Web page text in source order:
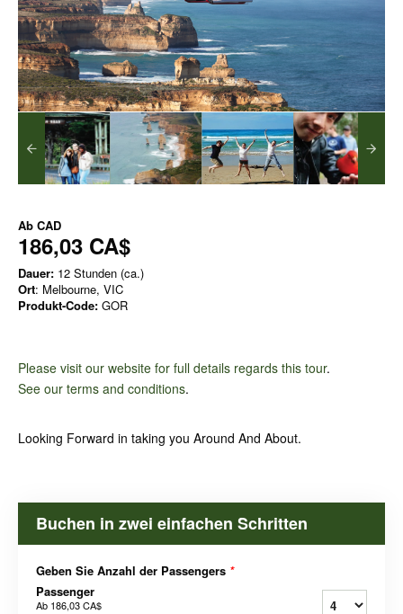
Ab CAD
186,03 CA$
Dauer: 12 Stunden (ca.)
Ort: Melbourne, VIC
Produkt-Code: GOR
Please visit our website for full details regards this tour.
See our terms and conditions.
Looking Forward in taking you Around And About.
Buchen in zwei einfachen Schritten
Geben Sie Anzahl der Passengers *
Passenger
Ab 186,03 CA$